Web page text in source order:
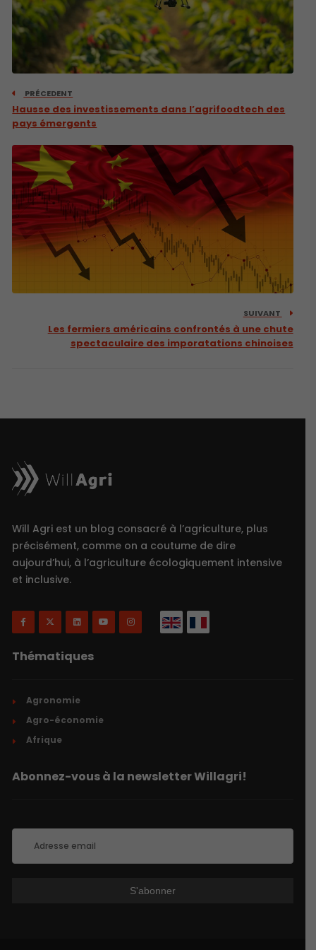
PRÉCEDENT
Hausse des investissements dans l’agrifoodtech des
pays émergents
SUIVANT
Les fermiers américains confrontés à une chute
spectaculaire des imporatations chinoises
Will Agri est un blog consacré à l’agriculture, plus
précisément, comme on a coutume de dire
aujourd’hui, à l’agriculture écologiquement intensive
et inclusive.
Thématiques
Agronomie
Agro-économie
Afrique
Abonnez-vous à la newsletter Willagri!